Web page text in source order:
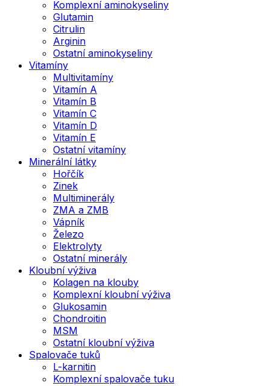
Komplexní aminokyseliny
Glutamin
Citrulin
Arginin
Ostatní aminokyseliny
Vitamíny
Multivitamíny
Vitamín A
Vitamín B
Vitamín C
Vitamín D
Vitamín E
Ostatní vitamíny
Minerální látky
Hořčík
Zinek
Multiminerály
ZMA a ZMB
Vápník
Železo
Elektrolyty
Ostatní minerály
Kloubní výživa
Kolagen na klouby
Komplexní kloubní výživa
Glukosamin
Chondroitin
MSM
Ostatní kloubní výživa
Spalovače tuků
L-karnitin
Komplexní spalovače tuku